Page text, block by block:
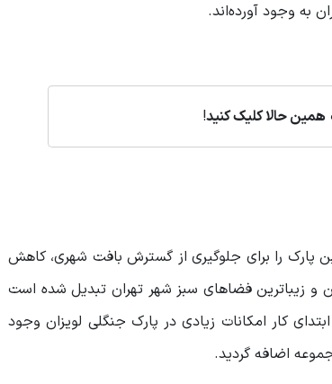
به وجود آورده‌اند.
همین حالا کلیک کنید!
رسید. این پارک را برای جلوگیری از گسترش بافت شهری، کاهش
و زیباترین فضاهای سبز شهر تهران تبدیل شده است
کار امکانات زیادی در پارک جنگلی لویزان وجود
اضافه گردید.